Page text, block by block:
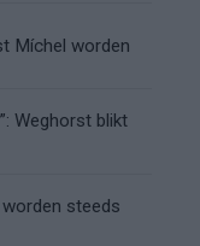
Míchel worden
Weghorst blikt
steeds